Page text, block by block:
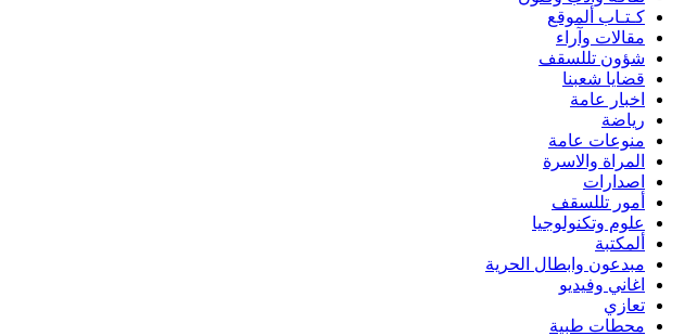
كـتـاب ألموقع
مقالات وآراء
شؤون تللسقف
قضايا شعبنا
اخبار عامة
رياضة
منوعات عامة
المراة والاسرة
اصدارات
أمور تللسقف
علوم وتكنولوجيا
ألمكتبة
مبدعون وابطال الحرية
اغاني وفيديو
تعازي
محطات طبية